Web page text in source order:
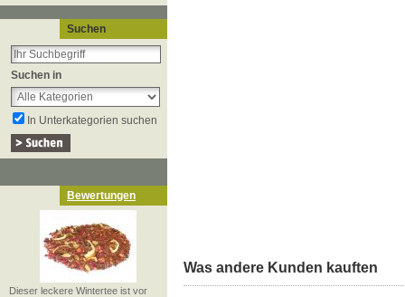
Suchen
Suchen in
In Unterkategorien suchen
Bewertungen
Dieser leckere Wintertee ist vor
Was andere Kunden kauften